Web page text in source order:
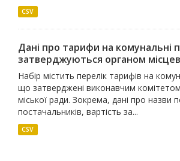
CSV
Дані про тарифи на комунальні
затверджуються органом
Набір містить перелік тарифів на
що затверджені виконавчим
міської ради. Зокрема, дані про назви
постачальників, вартість за...
CSV